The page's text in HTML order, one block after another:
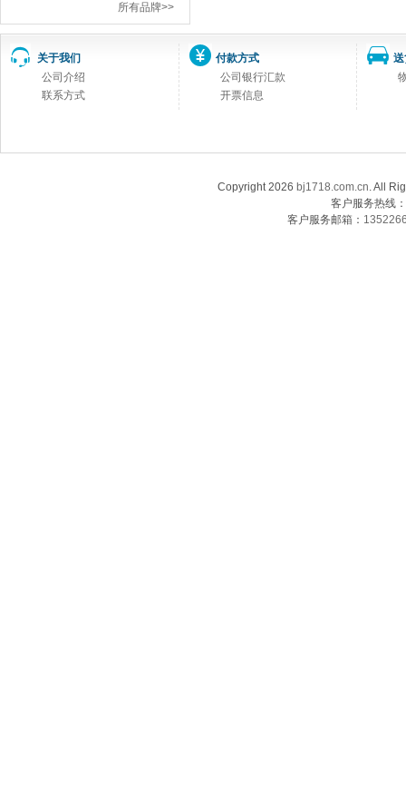
所有品牌>>
关于我们
公司介绍
联系方式
付款方式
公司银行汇款
开票信息
Copyright 2026 bj1718.com.cn. All
客户服务热线
客户服务邮箱：